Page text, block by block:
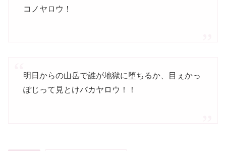
コノヤロウ！
明日からの山岳で誰が地獄に堕ちるか、目ぇかっ
ぽじって見とけバカヤロウ！！